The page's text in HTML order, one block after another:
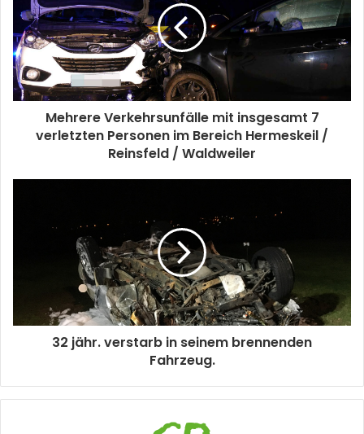
Mehrere Verkehrsunfälle mit insgesamt 7
verletzten Personen im Bereich Hermeskeil /
Reinsfeld / Waldweiler
32 jähr. verstarb in seinem brennenden
Fahrzeug.